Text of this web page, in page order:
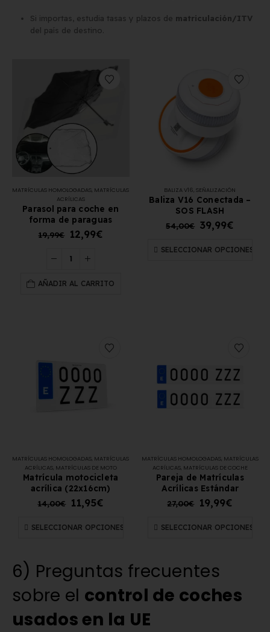
Si importas, estudia tasas y plazos de matriculación/ITV
del país de destino.
MATRÍCULAS HOMOLOGADAS, MATRÍCULAS
ACRÍLICAS
Parasol para coche en
forma de paraguas
19,99€ 12,99€
AÑADIR AL CARRITO
BALIZA V16,SEÑALIZACIÓN
Baliza V16 Conectada –
SOS FLASH
54,00€ 39,99€
SELECCIONAR OPCIONES
MATRÍCULAS HOMOLOGADAS, MATRÍCULAS
ACRÍLICAS, MATRÍCULAS DE MOTO
Matrícula motocicleta
acrílica (22x16cm)
14,00€ 11,95€
SELECCIONAR OPCIONES
MATRÍCULAS HOMOLOGADAS, MATRÍCULAS
ACRÍLICAS, MATRÍCULAS DE COCHE
Pareja de Matrículas
Acrílicas Estándar
27,00€ 19,99€
SELECCIONAR OPCIONES
6) Preguntas frecuentes
sobre el control de coches
usados en la UE